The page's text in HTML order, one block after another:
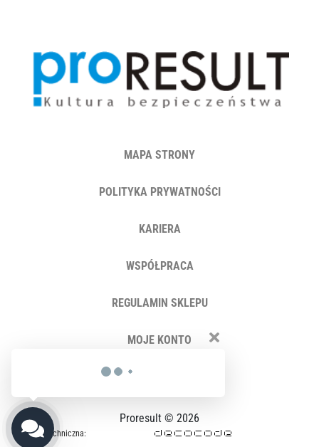
MAPA STRONY
POLITYKA PRYWATNOŚCI
KARIERA
WSPÓŁPRACA
REGULAMIN SKLEPU
MOJE KONTO
Proresult © 2026
Opieka techniczna: